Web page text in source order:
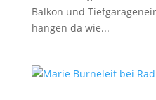
Balkon und
hängen da wie...